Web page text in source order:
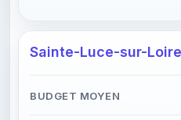
Sainte-Luce-sur-Loire